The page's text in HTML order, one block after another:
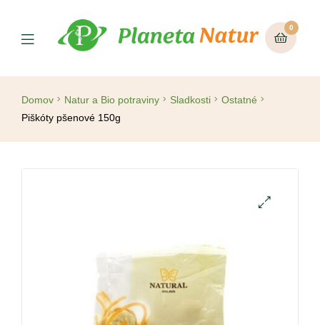
0
Domov Natur a Bio potraviny Sladkosti
Ostatné
Piškóty pšenové 150g